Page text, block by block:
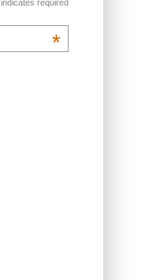
indicates required
*